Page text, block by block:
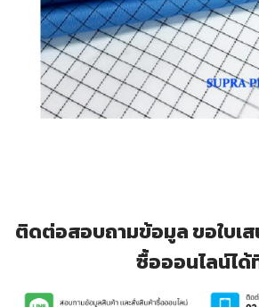
ติดต่อสอบถามข้อมูล ขอใบเ
ซื้อออนไลน์ได้